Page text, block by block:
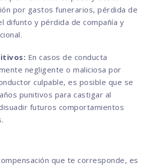
por gastos funerarios, pérdida de
difunto y pérdida de compañía y
En casos de conducta
negligente o maliciosa por
culpable, es posible que se
punitivos para castigar al
futuros comportamientos
que te corresponde, es